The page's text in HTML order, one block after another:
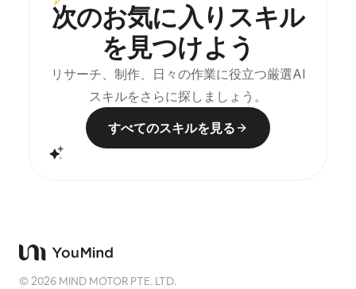
次のお気に入りスキル
を見つけよう
リサーチ、制作、日々の作業に役立つ厳選AI
スキルをさらに探しましょう。
すべてのスキルを見る
©2026 MIND MOTOR PTE. LTD.